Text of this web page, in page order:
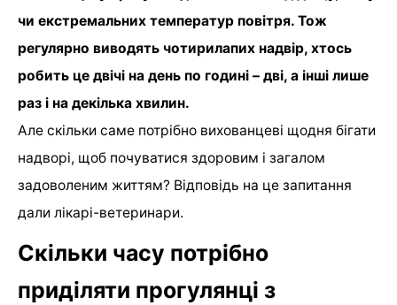
чи екстремальних температур повітря. Тож
регулярно виводять чотирилапих надвір, хтось
робить це двічі на день по годині – дві, а інші лише
раз і на декілька хвилин.
Але скільки саме потрібно вихованцеві щодня бігати
надворі, щоб почуватися здоровим і загалом
задоволеним життям? Відповідь на це запитання
дали лікарі-ветеринари.
Скільки часу потрібно
приділяти прогулянці з